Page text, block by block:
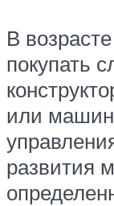
В
покупать
или
развития